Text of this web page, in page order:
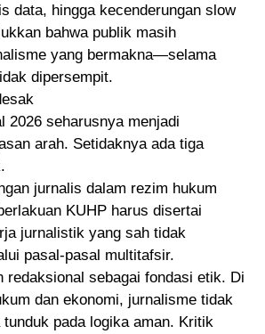
data, hingga kecenderungan slow
bahwa publik masih
yang bermakna—selama
dipersempit.
2026 seharusnya menjadi
arah. Setidaknya ada tiga
jurnalis dalam rezim hukum
KUHP harus disertai
jurnalistik yang sah tidak
pasal-pasal multitafsir.
redaksional sebagai fondasi etik. Di
dan ekonomi, jurnalisme tidak
tunduk pada logika aman. Kritik